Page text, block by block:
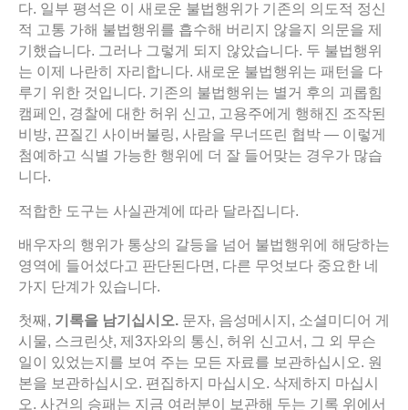
다. 일부 평석은 이 새로운 불법행위가 기존의 의도적 정신
적 고통 가해 불법행위를 흡수해 버리지 않을지 의문을 제
기했습니다. 그러나 그렇게 되지 않았습니다. 두 불법행위
는 이제 나란히 자리합니다. 새로운 불법행위는 패턴을 다
루기 위한 것입니다. 기존의 불법행위는 별거 후의 괴롭힘
캠페인, 경찰에 대한 허위 신고, 고용주에게 행해진 조작된
비방, 끈질긴 사이버불링, 사람을 무너뜨린 협박 — 이렇게
첨예하고 식별 가능한 행위에 더 잘 들어맞는 경우가 많습
니다.
적합한 도구는 사실관계에 따라 달라집니다.
배우자의 행위가 통상의 갈등을 넘어 불법행위에 해당하는
영역에 들어섰다고 판단된다면, 다른 무엇보다 중요한 네
가지 단계가 있습니다.
첫째, 기록을 남기십시오. 문자, 음성메시지, 소셜미디어 게
시물, 스크린샷, 제3자와의 통신, 허위 신고서, 그 외 무슨
일이 있었는지를 보여 주는 모든 자료를 보관하십시오. 원
본을 보관하십시오. 편집하지 마십시오. 삭제하지 마십시
오. 사건의 승패는 지금 여러분이 보관해 두는 기록 위에서